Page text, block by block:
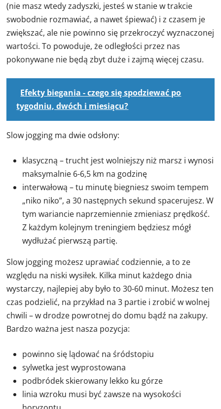
(nie masz wtedy zadyszki, jesteś w stanie w trakcie
swobodnie rozmawiać, a nawet śpiewać) i z czasem je
zwiększać, ale nie powinno się przekroczyć wyznaczonej
wartości. To powoduje, że odległości przez nas
pokonywane nie będą zbyt duże i zajmą więcej czasu.
Efekty biegania - czego się spodziewać po
tygodniu, dwóch i miesiącu?
Slow jogging ma dwie odsłony:
klasyczną – trucht jest wolniejszy niż marsz i wynosi
maksymalnie 6-6,5 km na godzinę
interwałową – tu minutę biegniesz swoim tempem
„niko niko”, a 30 następnych sekund spacerujesz. W
tym wariancie naprzemiennie zmieniasz prędkość.
Z każdym kolejnym treningiem będziesz mógł
wydłużać pierwszą partię.
Slow jogging możesz uprawiać codziennie, a to ze
względu na niski wysiłek. Kilka minut każdego dnia
wystarczy, najlepiej aby było to 30-60 minut. Możesz ten
czas podzielić, na przykład na 3 partie i zrobić w wolnej
chwili – w drodze powrotnej do domu bądź na zakupy.
Bardzo ważna jest nasza pozycja:
powinno się lądować na śródstopiu
sylwetka jest wyprostowana
podbródek skierowany lekko ku górze
linia wzroku musi być zawsze na wysokości